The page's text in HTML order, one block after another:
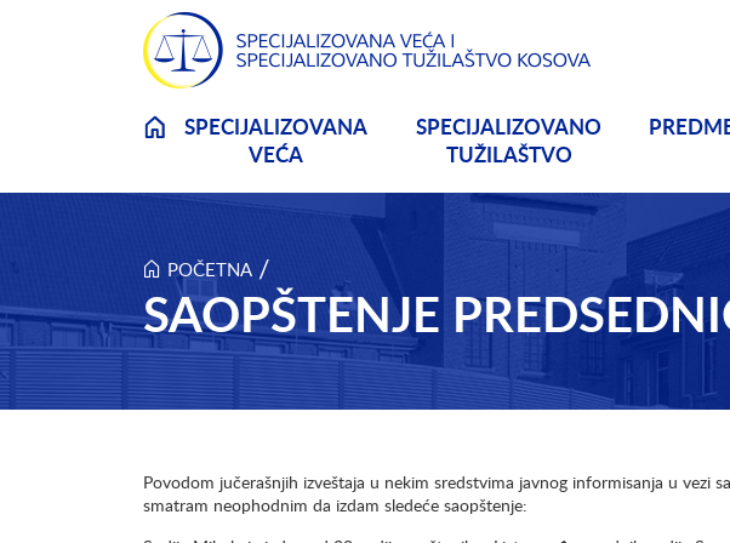
Skip to main content
SPECIJALIZOVANA
VEĆA
SPECIJALIZOVANO
TUŽILAŠTVO
POČETNA /
SAOPŠTENJE
Povodom jučerašnjih izveštaja u nekim sredstvima javnog informisanja u vezi
smatram neophodnim da izdam sledeće saopštenje: